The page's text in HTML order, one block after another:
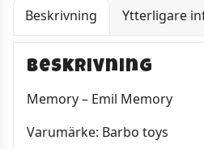
Beskrivning Ytterligare
Beskrivning
Memory – Emil Memory
Varumärke: Barbo toys